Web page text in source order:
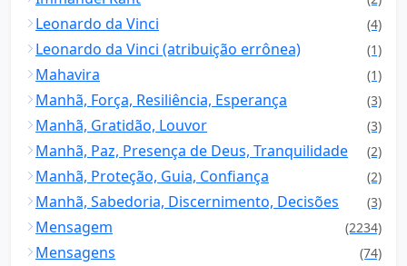
Leonardo da Vinci (4)
Leonardo da Vinci (atribuição errônea) (1)
Mahavira (1)
Manhã, Força, Resiliência, Esperança (3)
Manhã, Gratidão, Louvor (3)
Manhã, Paz, Presença de Deus, Tranquilidade (2)
Manhã, Proteção, Guia, Confiança (2)
Manhã, Sabedoria, Discernimento, Decisões (3)
Mensagem (2234)
Mensagens (74)